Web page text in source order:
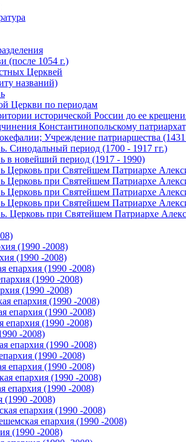
(после 1054 г.)
Церквей
названий)
Церкви по периодам
исторической России до ее
Константинопольскому
Учреждение патриаршества
Синодальный период (1700 - 1917 гг.)
в новейший период (1917 - 1990)
Церковь при Святейшем Патриархе
Церковь при Святейшем Патриархе
Церковь при Святейшем Патриархе
Церковь при Святейшем Патриархе
Церковь при Святейшем Патриархе
(1990 -2008)
(1990 -2008)
епархия (1990 -2008)
(1990 -2008)
(1990 -2008)
епархия (1990 -2008)
епархия (1990 -2008)
епархия (1990 -2008)
-2008)
епархия (1990 -2008)
(1990 -2008)
епархия (1990 -2008)
епархия (1990 -2008)
епархия (1990 -2008)
(1990 -2008)
епархия (1990 -2008)
епархия (1990 -2008)
(1990 -2008)